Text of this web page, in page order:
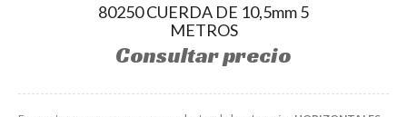
80250 CUERDA DE 10,5mm 5
METROS
Consultar precio